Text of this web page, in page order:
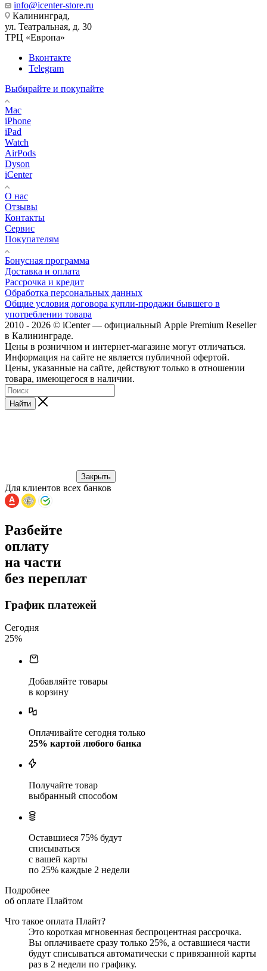
info@icenter-store.ru
Калининград,
ул. Театральная, д. 30
ТРЦ «Европа»
Вконтакте
Telegram
Выбирайте и покупайте
Mac
iPhone
iPad
Watch
AirPods
Dyson
iCenter
О нас
Отзывы
Контакты
Сервис
Покупателям
Бонусная программа
Доставка и оплата
Рассрочка и кредит
Обработка персональных данных
Общие условия договора купли-продажи бывшего в
употреблении товара
2010 - 2026 © iCenter — официальный Apple Premium Reseller
в Калининграде.
Цены в розничном и интернет-магазине могут отличаться.
Информация на сайте не является публичной офертой.
Цены, указанные на сайте, действуют только в отношении
товара, имеющегося в наличии.
Найти
Закрыть
Для клиентов всех банков
Разбейте
оплату
на части
без переплат
График платежей
Сегодня
25%
Добавляйте товары
в корзину
Оплачивайте сегодня только
25% картой любого банка
Получайте товар
выбранный способом
Оставшиеся 75% будут
списываться
с вашей карты
по 25% каждые 2 недели
Подробнее
об оплате Плайтом
Что такое оплата Плайт?
Это короткая мгновенная беспроцентная рассрочка.
Вы оплачиваете сразу только 25%, а оставшиеся части
будут списываться автоматически с привязанной карты
раз в 2 недели по графику.